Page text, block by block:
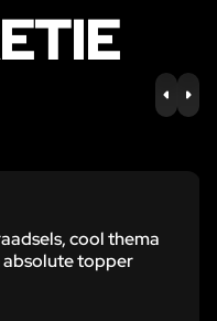
PREV
cool thema
absolute topper